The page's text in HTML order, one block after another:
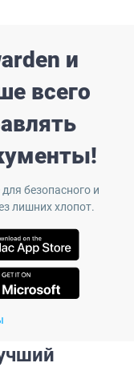
и
всего
безопасного и
лишних хлопот.